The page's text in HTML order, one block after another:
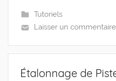
Tutoriels
Laisser un commentaire
Étalonnage de